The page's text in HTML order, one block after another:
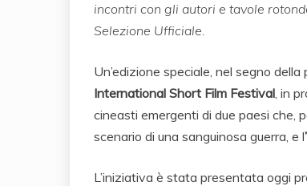
incontri con gli autori e tavole
Selezione Ufficiale.
Un’edizione speciale, nel segno
International Short Film Festival, in
cineasti emergenti di due paesi che,
scenario di una sanguinosa guerra, e l
L’iniziativa è stata presentata oggi